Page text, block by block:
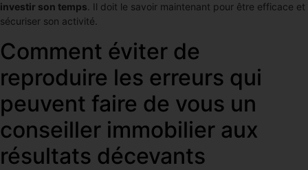
investir son temps. Il doit le savoir maintenant pour être efficace et
sécuriser son activité.
Comment éviter de
reproduire les erreurs qui
peuvent faire de vous un
conseiller immobilier aux
résultats décevants